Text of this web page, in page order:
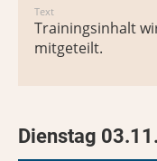
Text
Trainingsinhalt
mitgeteilt.
Dienstag